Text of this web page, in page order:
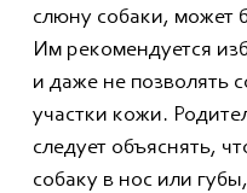
слюну собаки, может
Им рекомендуется
и даже не позволять
участки кожи.
следует объяснять,
собаку в нос или